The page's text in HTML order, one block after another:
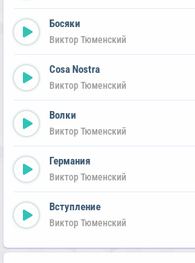
Босяки
Виктор Тюменский
Cosa Nostra
Виктор Тюменский
Волки
Виктор Тюменский
Германия
Виктор Тюменский
Вступление
Виктор Тюменский